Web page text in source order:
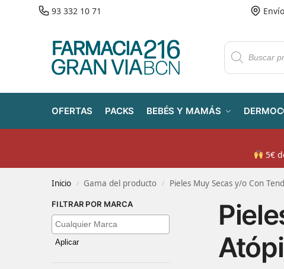
93 332 10 71
OFERTAS PACKS BEBÉS Y MAMÁS
5€
Inicio / Gama del producto / Pieles Muy Secas y/o Con
FILTRAR POR MARCA
Aplicar